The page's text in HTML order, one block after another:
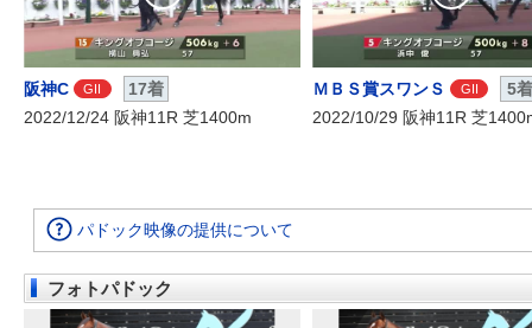
阪神C GII
17着
2022/12/24 阪神11R 芝1400m
ＭＢＳ賞スワンＳ GII
5
2022/10/29 阪神11R 芝
パドック映像の提供について
フォトパドック